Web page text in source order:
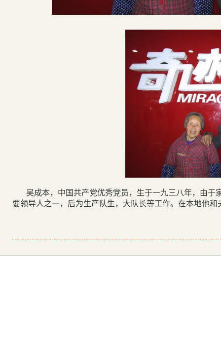
吴成本，中国共产党优秀党员，生于一九三八年，由
要领导人之一，后为生产队生，大队长等工作。在本地他